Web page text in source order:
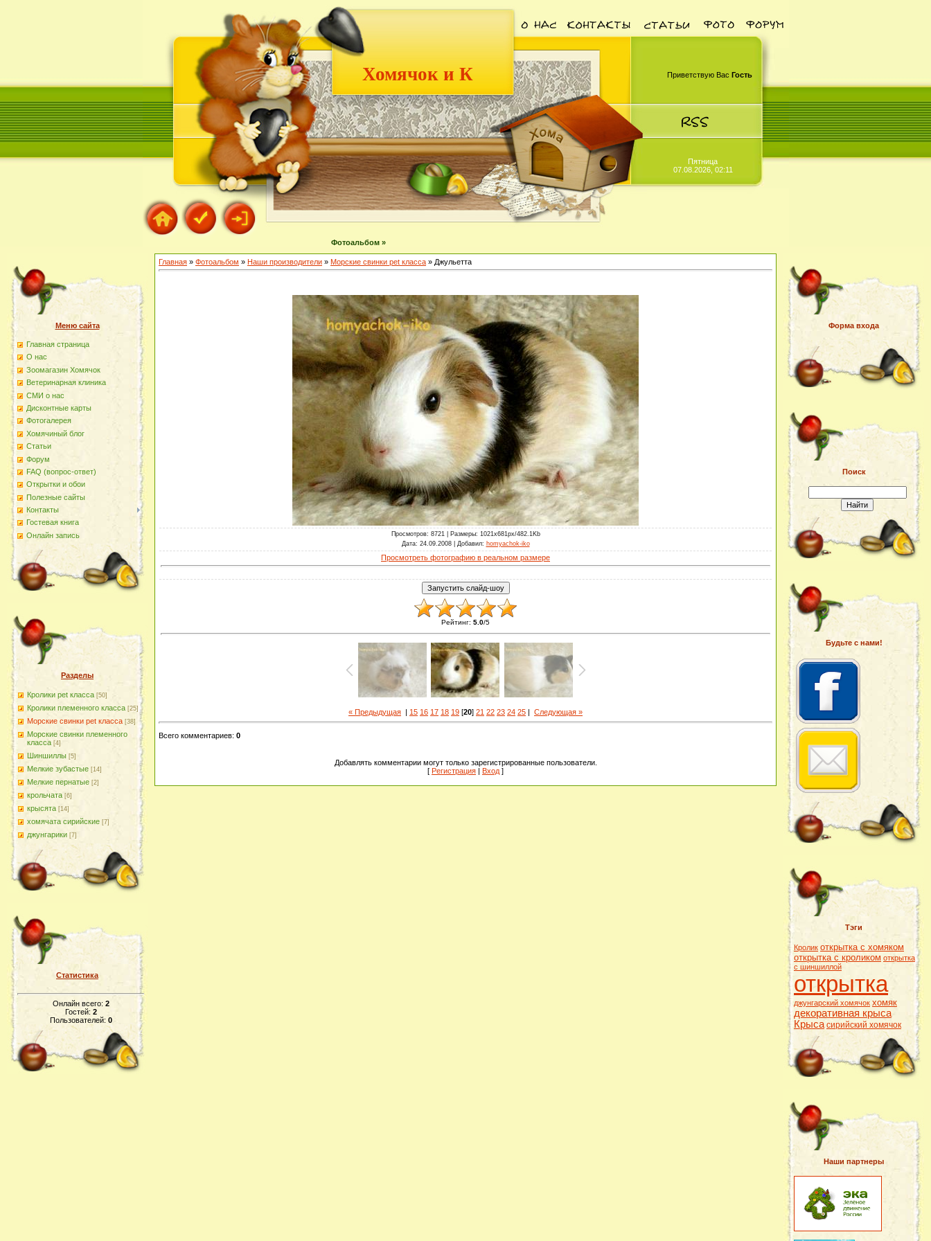
Хомячок и К Приветствую Вас Гость
Пятница
07.08.2026, 02:11
Фотоальбом »
Меню сайта
Главная страница
О наc
Зоомагазин Хомячок
Ветеринарная клиника
СМИ о нас
Дисконтные карты
Фотогалерея
Хомячиный блог
Статьи
Форум
FAQ (вопрос-ответ)
Открытки и обои
Полезные сайты
Контакты
Гостевая книга
Онлайн запись
Разделы
Кролики pet класса [50]
Кролики племенного класса [25]
Морские свинки pet класса [38]
Морские свинки племенного
класса [4]
Шиншиллы [5]
Мелкие зубастые [14]
Мелкие пернатые [2]
крольчата [6]
крысята [14]
хомячата сирийские [7]
джунгарики [7]
Статистика
Онлайн всего: 2
Гостей: 2
Пользователей: 0
Главная » Фотоальбом » Наши производители » Морские свинки pet класса » Джульетта
Просмотров: 8721 | Размеры: 1021x681px/482.1Kb
Дата: 24.09.2008 | Добавил: homyachok-iko
Просмотреть фотографию в реальном размере
Рейтинг: 5.0/5
« Предыдущая | 15 16 17 18 19 [20] 21 22 23 24 25 | Следующая »
Всего комментариев: 0
Добавлять комментарии могут только зарегистрированные пользователи.
[ Регистрация Вход ]
Форма входа
Поиск
Будьте с нами!
Тэги
Кролик открытка с хомяком
открытка с кроликом открытка
с шиншиллой
открытка
джунгарский хомячок хомяк
декоративная крыса
Крыса сирийский хомячок
Наши партнеры